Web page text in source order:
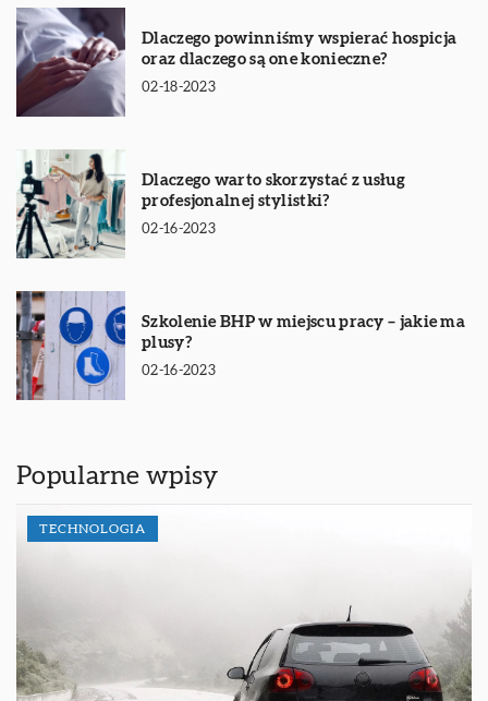
Dlaczego powinniśmy wspierać hospicja
oraz dlaczego są one konieczne?
02-18-2023
Dlaczego warto skorzystać z usług
profesjonalnej stylistki?
02-16-2023
Szkolenie BHP w miejscu pracy – jakie ma
plusy?
02-16-2023
Popularne wpisy
TECHNOLOGIA